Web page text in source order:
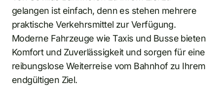
gelangen ist einfach, denn es stehen mehrere
praktische Verkehrsmittel zur Verfügung.
Moderne Fahrzeuge wie Taxis und Busse bieten
Komfort und Zuverlässigkeit und sorgen für eine
reibungslose Weiterreise vom Bahnhof zu Ihrem
endgültigen Ziel.